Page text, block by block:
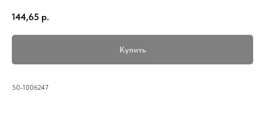
144,65 р.
Купить
50-1006247